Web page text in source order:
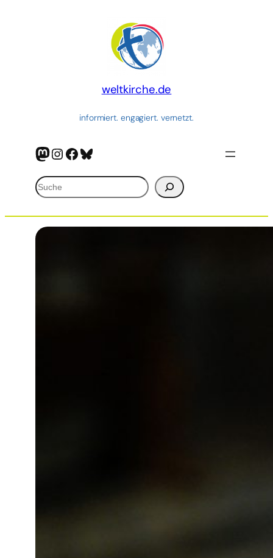
weltkirche.de
informiert. engagiert. vernetzt.
Mastodon
Instagram
Facebook
Bluesky
Suchen